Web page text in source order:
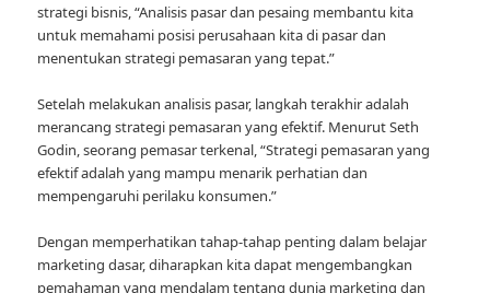
strategi bisnis, “Analisis pasar dan pesaing membantu kita
untuk memahami posisi perusahaan kita di pasar dan
menentukan strategi pemasaran yang tepat.”
Setelah melakukan analisis pasar, langkah terakhir adalah
merancang strategi pemasaran yang efektif. Menurut Seth
Godin, seorang pemasar terkenal, “Strategi pemasaran yang
efektif adalah yang mampu menarik perhatian dan
mempengaruhi perilaku konsumen.”
Dengan memperhatikan tahap-tahap penting dalam belajar
marketing dasar, diharapkan kita dapat mengembangkan
pemahaman yang mendalam tentang dunia marketing dan